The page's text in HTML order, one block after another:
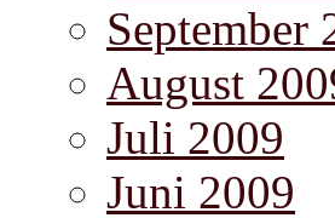
September
August
Juli 2009
Juni 2009